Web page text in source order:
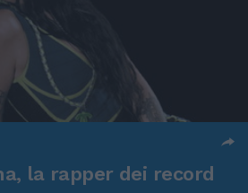
la rapper dei record